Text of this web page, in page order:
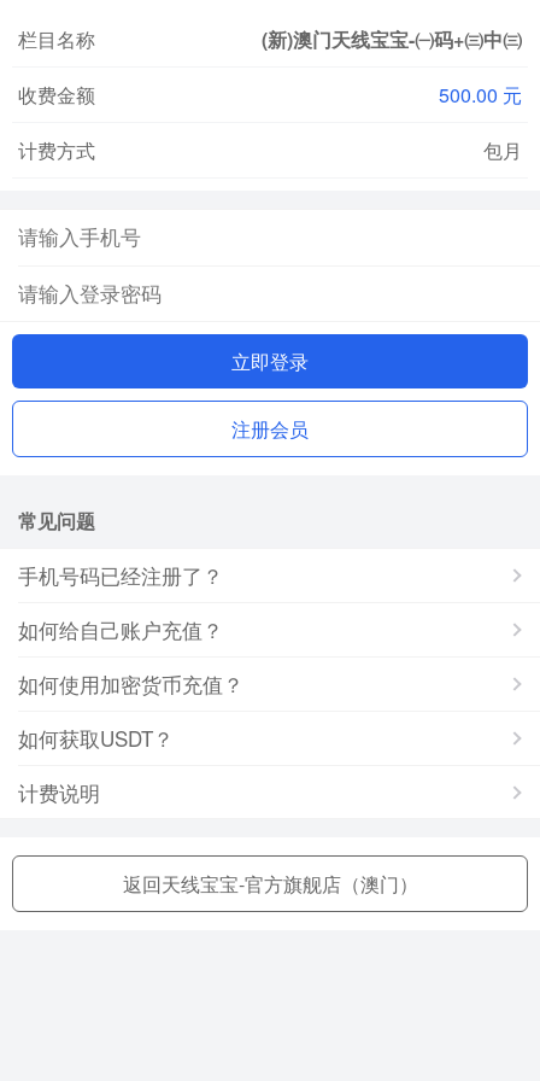
栏目名称
(新)澳门天线宝宝-㈠码+㈢中㈢
收费金额
500.00 元
计费方式
包月
立即登录
注册会员
常见问题
手机号码已经注册了？
如何给自己账户充值？
如何使用加密货币充值？
如何获取USDT？
计费说明
返回天线宝宝-官方旗舰店（澳门）